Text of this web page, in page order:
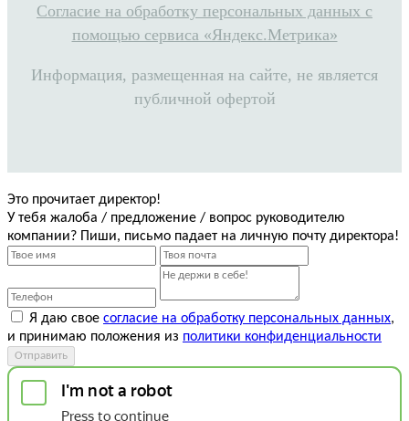
Согласие на обработку персональных данных с
помощью сервиса «Яндекс.Метрика»
Информация, размещенная на сайте, не является
публичной офертой
Это прочитает директор!
У тебя жалоба / предложение / вопрос руководителю
компании? Пиши, письмо падает на личную почту директора!
Я даю свое согласие на обработку персональных данных,
и принимаю положения из политики конфиденциальности
Отправить